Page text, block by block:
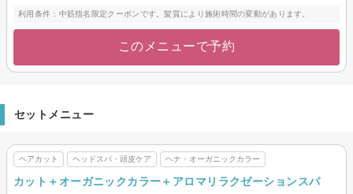
利用条件：中筋指名限定クーポンです。髪質により施術時間の変動があります。
このメニューで予約
セットメニュー
ヘアカット ヘッドスパ・頭皮ケア ヘナ・オーガニックカラー
カット＋オーガニックカラー＋アロマリラクゼーションスパ